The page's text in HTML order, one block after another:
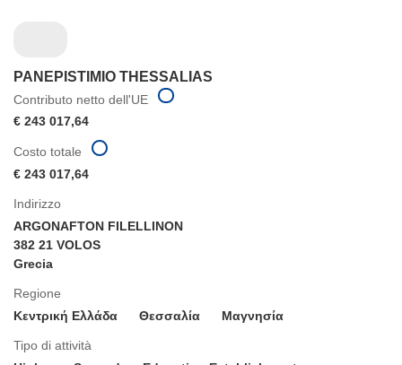
PANEPISTIMIO THESSALIAS
Contributo netto dell'UE
€ 243 017,64
Indirizzo
ARGONAFTON FILELLINON
382 21 VOLOS
Grecia
Regione
Κεντρική Ελλάδα
Θεσσαλία Μαγνησία
Tipo di attività
Costo totale
€ 243 017,64